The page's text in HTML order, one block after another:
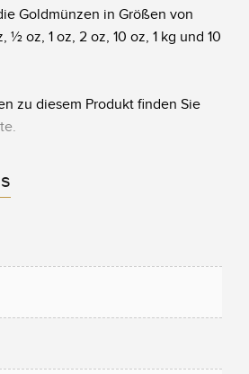
Goldmünzen in Größen von
½ oz, 1 oz, 2 oz, 10 oz, 1 kg und 10
zu diesem Produkt finden Sie
.